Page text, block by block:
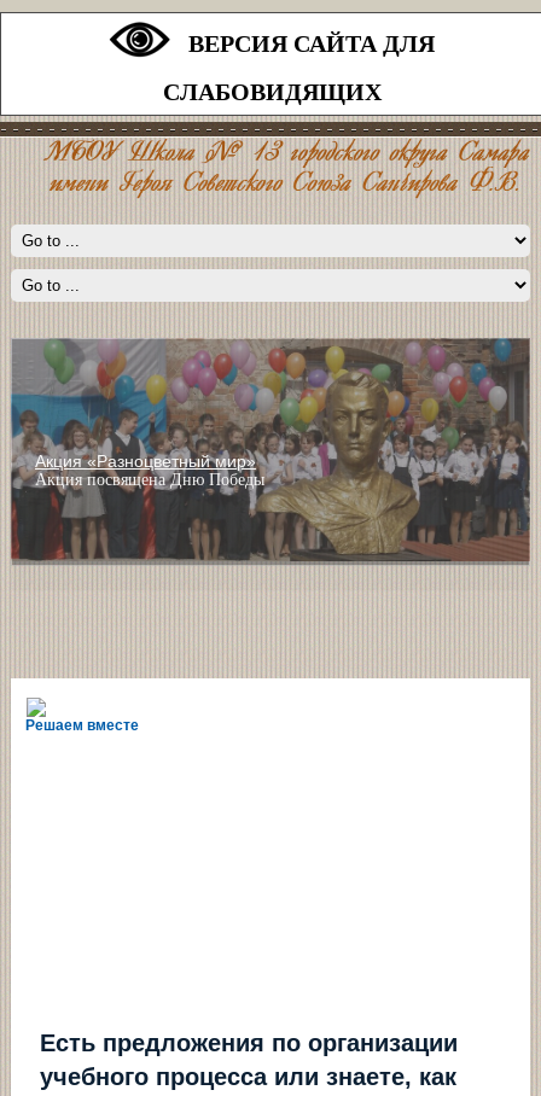
ВЕРСИЯ САЙТА ДЛЯ
СЛАБОВИДЯЩИХ
Акция «Разноцветный мир»
Акция посвящена Дню Победы
Решаем вместе
Есть предложения по организации
учебного процесса или знаете, как